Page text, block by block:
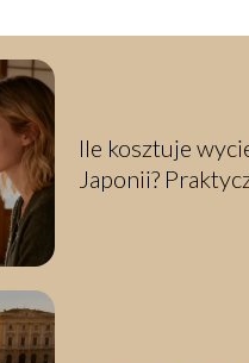
Ile kosztuje
Japonii?